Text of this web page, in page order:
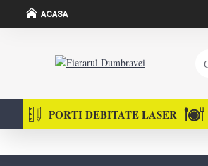
ACASA
PORTI DEBITATE LASER